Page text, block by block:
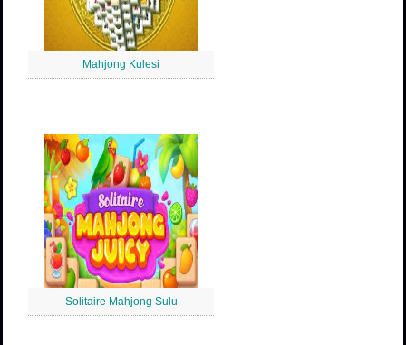
Mahjong Kulesi
Solitaire Mahjong Sulu